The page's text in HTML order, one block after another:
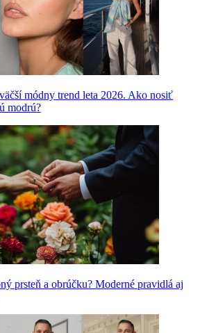
módny trend leta 2026. Ako nosiť
modrú?
prsteň a obrúčku? Moderné pravidlá aj